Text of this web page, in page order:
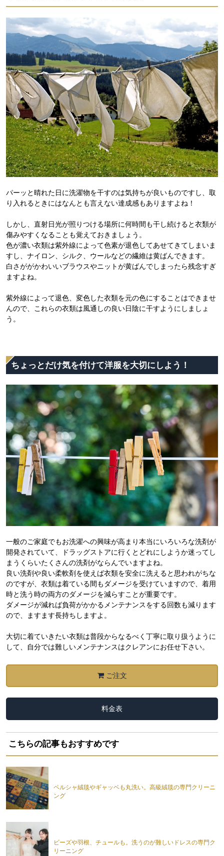
パーッと晴れた日に洗濯物を干すのは気持ちが良いものですし、取
り入れるときにはなんとも言えない達成感もありますよね！
しかし、直射日光が照りつける場所に何時間も干し続けると衣類が
傷みやすくなることも覚えておきましょう。
色が濃い衣類は紫外線によって色素が退色してあせてきてしまいま
すし、ナイロン、シルク、ウールなどの繊維は黄ばんできます。
白さががかわいいブラウスやニットが黄ばんでしまったら残念すぎ
ますよね。
紫外線によって退色、変色した衣類を元の色にすることはできませ
んので、これらの衣類は風通しの良い日陰に干すようにしましょ
う。
ちょっとだけ気を付けて洋服を大切にしよう！
一般のご家庭でもお洗濯への興味が高まり本当にいろいろな洗剤が
開発されていて、ドラッグストアに行くとどれにしようか迷ってし
まうくらいたくさんの洗剤がならんでいますよね。
良い洗剤や良い柔軟剤を使えば衣類を安全に洗えると思われがちな
のですが、衣類は着ている間もダメージを受けていますので、着用
時と洗う時の両方のダメージを減らすことが重要です。
ダメージが減れば負荷がかかるメンテナンスをする回数も減ります
ので、ますます長持ちしますよ。
大切に着ていきたい衣類は普段からなるべく丁寧に取り扱うように
して、自分では難しいメンテナンスはクレアンにお任せ下さい。
ご注文
料金表
こちらの記事もおすすめです
ペルシャ絨毯やギャッベも丸洗い。高級絨毯の専門クリーニ
ング
ビーズや羽根、チュールも。洗うのが難しいドレスの専門ク
リーニング